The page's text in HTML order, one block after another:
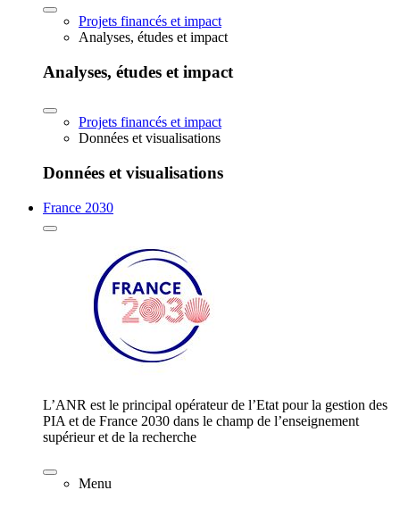
Projets financés et impact
Analyses, études et impact
Analyses, études et impact
Projets financés et impact
Données et visualisations
Données et visualisations
France 2030
L’ANR est le principal opérateur de l’Etat pour la gestion des
PIA et de France 2030 dans le champ de l’enseignement
supérieur et de la recherche
Menu